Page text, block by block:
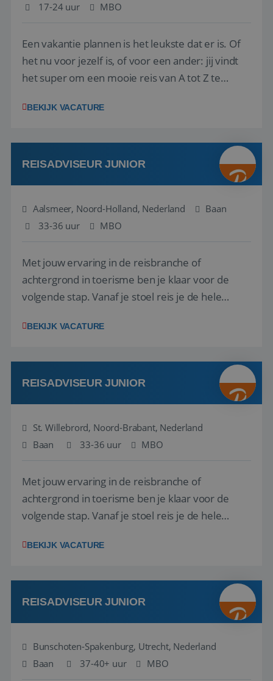
17-24 uur
MBO
Een vakantie plannen is het leukste dat er is. Of
het nu voor jezelf is, of voor een ander: jij vindt
het super om een mooie reis van A tot Z te
vakantiegangers de meest prachtige plekjes op
werken: of het nu gaat om vragen ...
BEKIJK VACATURE
REISADVISEUR JUNIOR
Aalsmeer, Noord-Holland, Nederland
Baan
33-36 uur
MBO
Met jouw ervaring in de reisbranche of
achtergrond in toerisme ben je klaar voor de
volgende stap. Vanaf je stoel reis je de hele
wensen van je team, je klant en wat er in de
klanten te overtuigen om die droomreis te
boeken! ...
BEKIJK VACATURE
REISADVISEUR JUNIOR
St. Willebrord, Noord-Brabant, Nederland
Baan
33-36 uur MBO
Met jouw ervaring in de reisbranche of
achtergrond in toerisme ben je klaar voor de
volgende stap. Vanaf je stoel reis je de hele
wensen van je team, je klant en wat er in de
klanten te overtuigen om die droomreis te
boeken! ...
BEKIJK VACATURE
REISADVISEUR JUNIOR
Bunschoten-Spakenburg, Utrecht, Nederland
Baan
37-40+ uur MBO